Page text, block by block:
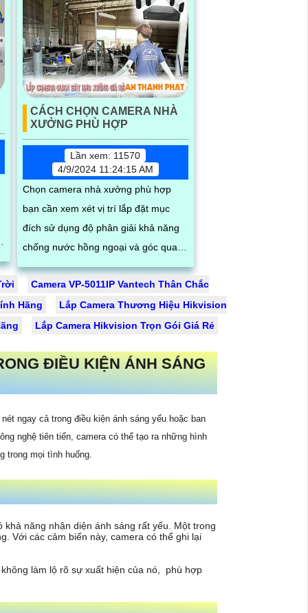
CÁCH CHỌN CAMERA NHÀ
XƯỞNG PHÙ HỢP
Lần xem: 11570
4/9/2024 11:24:15 AM
Chọn camera nhà xưởng phù hợp
bạn cần xem xét vị trí lắp đặt mục
đích sử dụng độ phân giải khả năng
chống nước hồng ngoại và góc quay
của camera nên chọn camera có khả
năng...
Camera VP-5011IP Vantech Thân Chắc
Hãng
Lắp Camera Thương Hiệu Hikvision
Lắp Camera Hikvision Trọn Gói Giá Rẻ
ĐIỀU KIỆN ÁNH SÁNG
ngay cả trong điều kiện ánh sáng yếu hoặc ban
nghệ tiên tiến, camera có thể tạo ra những hình
trong mọi tình huống.
năng nhận diện ánh sáng rất yếu. Một trong
Với các cảm biến này, camera có thể ghi lại
làm lộ rõ sự xuất hiện của nó, phù hợp